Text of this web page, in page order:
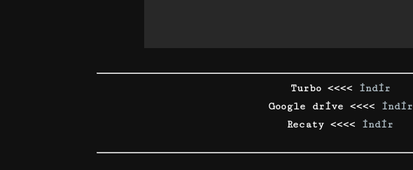
Turbo <<<< indir
Google drive <<<< indir
Recaty <<<< indir